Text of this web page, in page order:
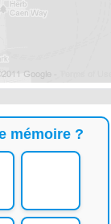
mémoire ?